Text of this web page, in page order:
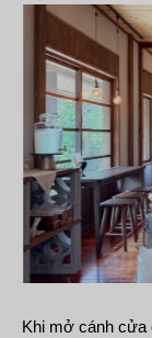
Khi mở cánh cửa